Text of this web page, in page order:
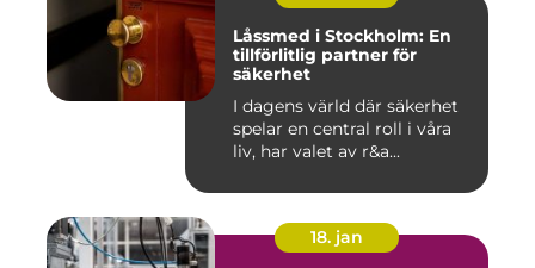
Låssmed i Stockholm: En
tillförlitlig partner för
säkerhet
I dagens värld där säkerhet
spelar en central roll i våra
liv, har valet av r&a...
18. jan